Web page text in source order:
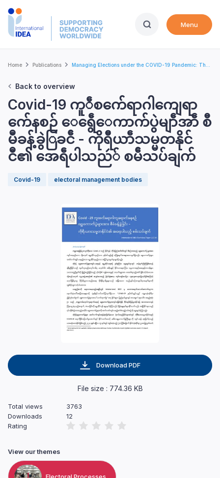
Skip
Menu
Breadcrumb
Home Publications Managing Elections under the COVID-19 Pandemic: Th...
Back to overview
Covid-19 ကူဵစက်ေရာဂါကျေရာ
က်ေနစဉ် ေရွေဵေကာက်ပွဲမျာဵအာဵ စီ
မဳခန့်ခွဲြခင်ဵ - ကိုရီဵယာဵသမ္မတနိုင်
ငဳ၏ အေရဵပါသညဴ် စမ်ဵသပ်ချက်
Covid-19 electoral management bodies
Download PDF
File size : 774.36 KB
Total views
3763
Downloads
12
Rating
View our themes
Electoral Processes